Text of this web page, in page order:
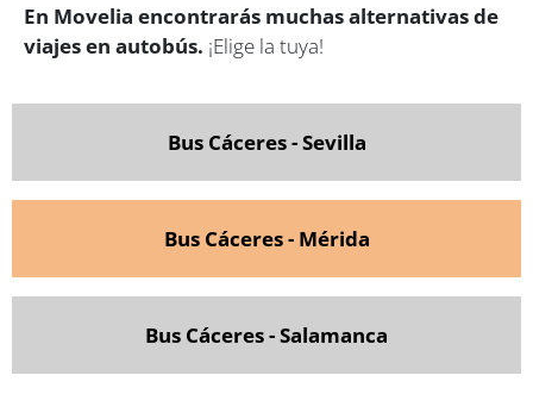
En Movelia encontrarás muchas alternativas de
viajes en autobús. ¡Elige la tuya!
Bus Cáceres - Sevilla
Bus Cáceres - Mérida
Bus Cáceres - Salamanca